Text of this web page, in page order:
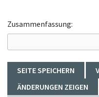
Zusammenfassung: